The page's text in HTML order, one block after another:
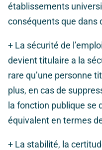
établissements
conséquents que dans
+ La sécurité de l’emploi
devient titulaire a la
rare qu’une personne
plus, en cas de
la fonction publique se
équivalent en termes
+ La stabilité, la